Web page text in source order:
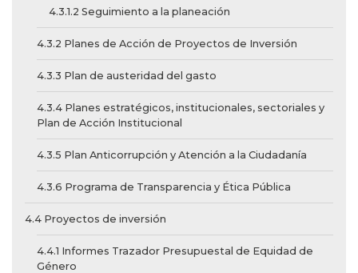
4.3.1.2 Seguimiento a la planeación
4.3.2 Planes de Acción de Proyectos de Inversión
4.3.3 Plan de austeridad del gasto
4.3.4 Planes estratégicos, institucionales, sectoriales y
Plan de Acción Institucional
4.3.5 Plan Anticorrupción y Atención a la Ciudadanía
4.3.6 Programa de Transparencia y Ética Pública
4.4 Proyectos de inversión
4.4.1 Informes Trazador Presupuestal de Equidad de
Género